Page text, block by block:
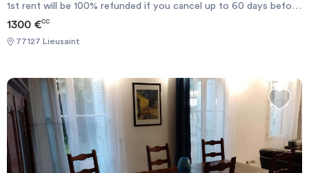
1st rent will be 100% refunded if you cancel up to 60 days before
the contract start date or you'll get a 50% refund if you cancel
up to 30 days. [Politique d'Annulation] Votre 1er loyer sera
remboursé à 100% si vous annulez jusqu'à 60 jours avant la date
50% si vous annulez jusqu'à 30 jours avant.
1300 €CC
77127 Lieusaint